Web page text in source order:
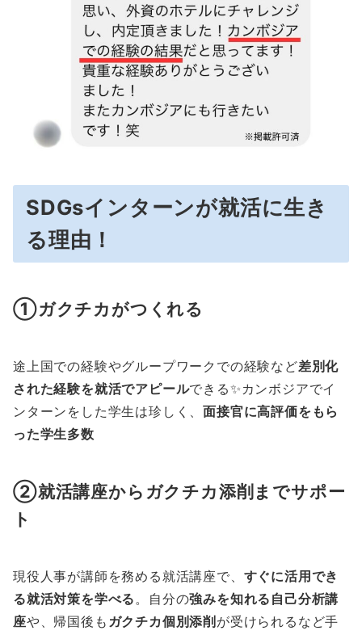
SDGsインターンが就活に生き
る理由！
①ガクチカがつくれる
途上国での経験やグループワークでの経験など差別化
された経験を就活でアピールできる✨カンボジアでイ
ンターンをした学生は珍しく、面接官に高評価をもら
った学生多数
②就活講座からガクチカ添削までサポー
ト
現役人事が講師を務める就活講座で、 すぐに活用でき
る就活対策を学べる。自分の強みを知れる自己分析講
座や、帰国後も ガクチカ個別添削 が受けられるなど手